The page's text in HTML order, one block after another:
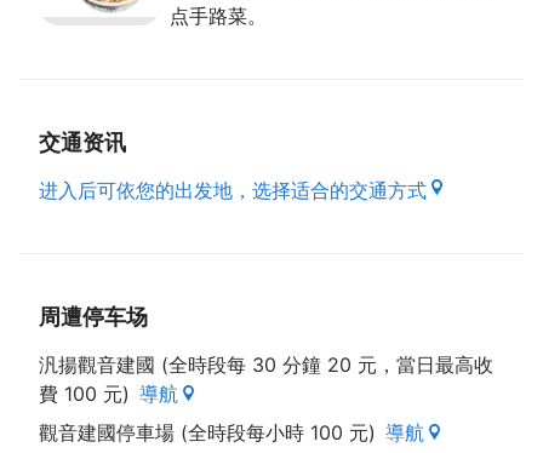
资料来源：桃园市政府客家事务局出版之好客之都Ⅲ
点手路菜。
交通资讯
进入后可依您的出发地，选择适合的交通方式
周遭停车场
汎揚觀音建國 (全時段每 30 分鐘 20 元，當日最高收
費 100 元) 導航
觀音建國停車場 (全時段每小時 100 元) 導航